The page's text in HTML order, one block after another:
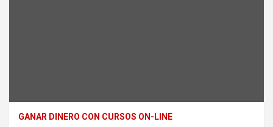
GANAR DINERO CON CURSOS ON-LINE